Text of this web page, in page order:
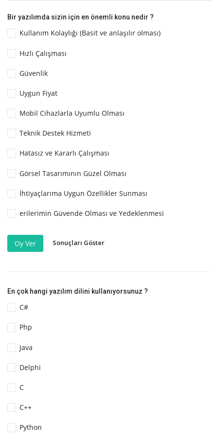
Bir yazılımda sizin için en önemli konu nedir ?
Kullanım Kolaylığı (Basit ve anlaşılır olması)
Hızlı Çalışması
Güvenlik
Uygun Fiyat
Mobil Cihazlarla Uyumlu Olması
Teknik Destek Hizmeti
Hatasız ve Kararlı Çalışması
Görsel Tasarımının Güzel Olması
İhtiyaçlarıma Uygun Özellikler Sunması
erilerimin Güvende Olması ve Yedeklenmesi
Oy Ver Sonuçları Göster
En çok hangi yazılım dilini kullanıyorsunuz ?
C#
Php
Java
Delphi
C
C++
Python